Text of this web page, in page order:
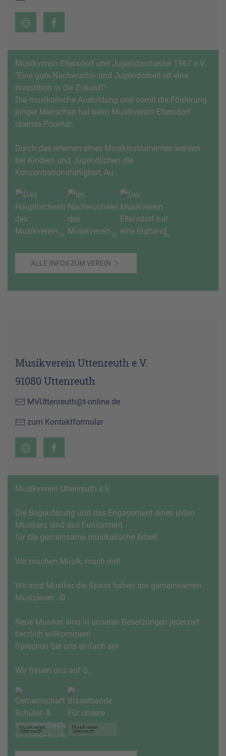
Musikverein Eltersdorf und Jugendorchester 1967 e.V.
"Eine gute Nachwuchs- und Jugendarbeit ist eine
Investition in die Zukunft"
Die musikalische Ausbildung und somit die Förderung
junger Menschen hat beim Musikverein Eltersdorf
oberste Priorität.
Durch das erlernen eines Musikinstrumentes werden
bei Kindern und Jugendlichen die
Konzentrationsfähigkeit, Au...
ALLE INFOS ZUM VEREIN
Musikverein Uttenreuth e.V.
91080 Uttenreuth
MVUttenreuth@t-online.de
zum Kontaktformular
Musikverein Uttenreuth e.V.
Die Begeisterung und das Engagement eines jeden
Musikers sind das Fundament
für die gemeinsame musikalische Arbeit.
Wir machen Musik, mach mit!
Wir sind Musiker die Spass haben am gemeinsamen
Musizieren :-D
Neue Musiker sind in unseren Besetzungen jederzeit
herzlich willkommen!
Sprechen Sie uns einfach an!
Wir freuen uns auf S...
Musikverein
Uttenreuth
Musikverein
Uttenreuth